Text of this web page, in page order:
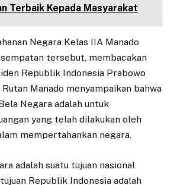
Terbaik Kepada Masyarakat
Negara Kelas IIA Manado
tersebut, membacakan
Republik Indonesia Prabowo
Manado menyampaikan bahwa
Negara adalah untuk
yang telah dilakukan oleh
mempertahankan negara.
adalah suatu tujuan nasional
Republik Indonesia adalah